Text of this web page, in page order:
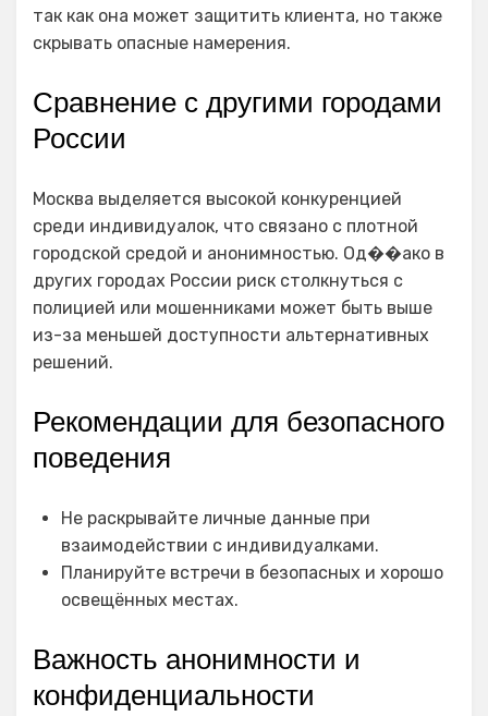
так как она может защитить клиента, но также
скрывать опасные намерения.
Сравнение с другими городами
России
Москва выделяется высокой конкуренцией
среди индивидуалок, что связано с плотной
городской средой и анонимностью. Од��ако в
других городах России риск столкнуться с
полицией или мошенниками может быть выше
из-за меньшей доступности альтернативных
решений.
Рекомендации для безопасного
поведения
Не раскрывайте личные данные при
взаимодействии с индивидуалками.
Планируйте встречи в безопасных и хорошо
освещённых местах.
Важность анонимности и
конфиденциальности